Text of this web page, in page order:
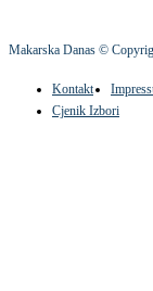
Makarska Danas ©
Kontakt
Cjenik Izbori